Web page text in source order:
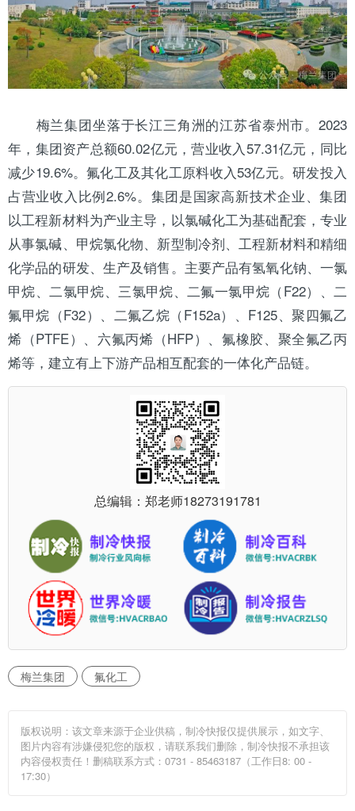
梅兰集团坐落于长江三角洲的江苏省泰州市。2023
年，集团资产总额60.02亿元，营业收入57.31亿元，同比
减少19.6%。氟化工及其化工原料收入53亿元。研发投入
占营业收入比例2.6%。集团是国家高新技术企业、集团
以工程新材料为产业主导，以氯碱化工为基础配套，专业
从事氯碱、甲烷氯化物、新型制冷剂、工程新材料和精细
化学品的研发、生产及销售。主要产品有氢氧化钠、一氯
甲烷、二氯甲烷、三氯甲烷、二氟一氯甲烷（F22）、二
氟甲烷（F32）、二氟乙烷（F152a）、F125、聚四氟乙
烯（PTFE）、六氟丙烯（HFP）、氟橡胶、聚全氟乙丙
烯等，建立有上下游产品相互配套的一体化产品链。
总编辑：郑老师18273191781
梅兰集团 氟化工
版权说明：该文章来源于企业供稿，制冷快报仅提供展示，如文字、
图片内容有涉嫌侵犯您的版权，请联系我们删除，制冷快报不承担该
内容侵权责任！删稿联系方式：0731 - 85463187（工作日8: 00 -
17:30）